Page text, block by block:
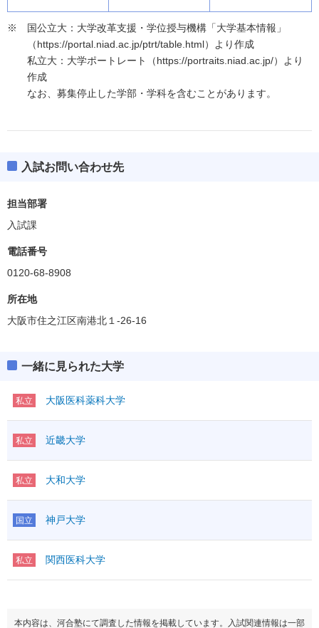
国公立大：大学改革支援・学位授与機構「大学基本情報」
（https://portal.niad.ac.jp/ptrt/table.html）より作成
私立大：大学ポートレート（https://portraits.niad.ac.jp/）より
作成
なお、募集停止した学部・学科を含むことがあります。
入試お問い合わせ先
担当部署
入試課
電話番号
0120-68-8908
所在地
大阪市住之江区南港北１-26-16
一緒に見られた大学
私立 大阪医科薬科大学
私立 近畿大学
私立 大和大学
国立 神戸大学
私立 関西医科大学
本内容は、河合塾にて調査した情報を掲載しています。入試関連情報は一部